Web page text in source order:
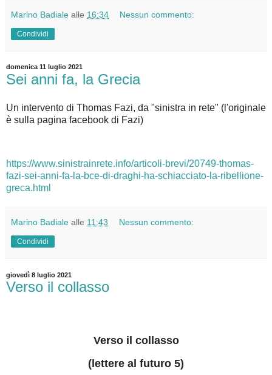
Marino Badiale alle 16:34 Nessun commento:
Condividi
domenica 11 luglio 2021
Sei anni fa, la Grecia
Un intervento di Thomas Fazi, da "sinistra in rete" (l'originale
è sulla pagina facebook di Fazi)
https://www.sinistrainrete.info/articoli-brevi/20749-thomas-
fazi-sei-anni-fa-la-bce-di-draghi-ha-schiacciato-la-ribellione-
greca.html
Marino Badiale alle 11:43 Nessun commento:
Condividi
giovedì 8 luglio 2021
Verso il collasso
Verso il collasso
(lettere al futuro 5)